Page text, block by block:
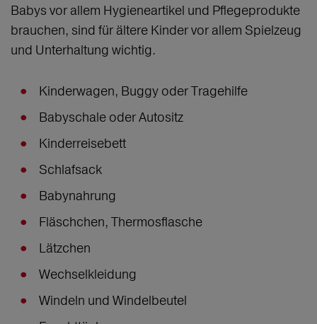
Babys vor allem Hygieneartikel und Pflegeprodukte
brauchen, sind für ältere Kinder vor allem Spielzeug
und Unterhaltung wichtig.
Kinderwagen, Buggy oder Tragehilfe
Babyschale oder Autositz
Kinderreisebett
Schlafsack
Babynahrung
Fläschchen, Thermosflasche
Lätzchen
Wechselkleidung
Windeln und Windelbeutel